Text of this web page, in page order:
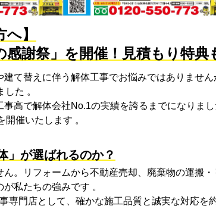
】
謝祭」を開催！見積もり特典
て替えに伴う解体工事でお悩みではありません
た 。
高で解体会社No.1の実績を誇るまでになりまし
開催いたします 。
」が選ばれるのか？
。リフォームから不動産売却、廃棄物の運搬
私たちの強みです 。
専門店として、確かな施工品質と誠実な対応を